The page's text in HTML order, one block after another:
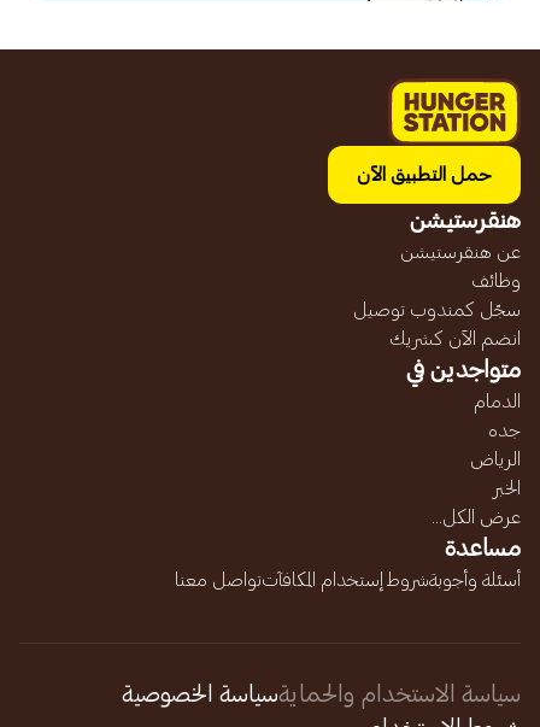
حمل التطبيق الآن
هنقرستيشن
عن هنقرستيشن
وظائف
سجّل كمندوب توصيل
انضم الآن كشريك
متواجدين في
الدمام
جده
الرياض
الخبر
عرض الكل...
مساعدة
أسئلة وأجوبةشروط إستخدام المكافآتتواصل معنا
سياسة الاستخدام والحمايةسياسة الخصوصية